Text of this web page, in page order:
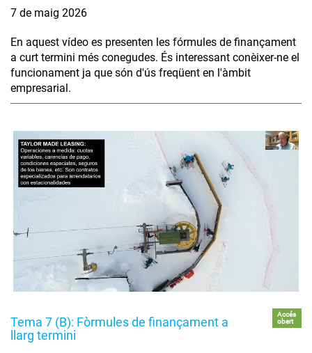
7 de maig 2026
En aquest vídeo es presenten les fórmules de finançament
a curt termini més conegudes. És interessant conèixer-ne el
funcionament ja que són d'ús freqüent en l'àmbit
empresarial.
Tema 7 (B): Fòrmules de finançament a
llarg termini
Accés
obert